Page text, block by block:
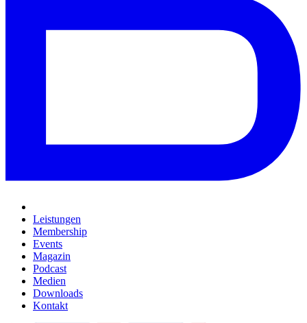
Leistungen
Membership
Events
Magazin
Podcast
Medien
Downloads
Kontakt